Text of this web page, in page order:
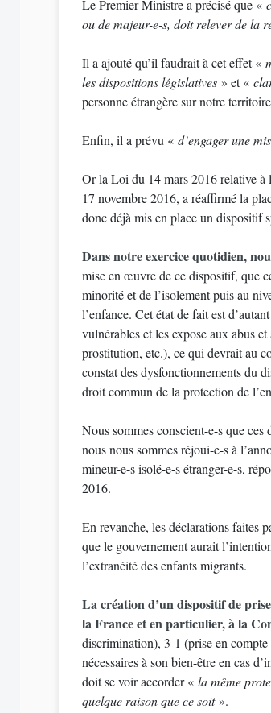
Le Premier Ministre a précisé que «
ou de majeur-e-s, doit relever de la
Il a ajouté qu’il faudrait à cet effet «
les dispositions législatives » et «
personne étrangère sur notre
Enfin, il a prévu «d’engager une
Or la Loi du 14 mars 2016 relative à
17 novembre 2016, a réaffirmé la
donc déjà mis en place un dispositif
Dans notre exercice quotidien,
mise en œuvre de ce dispositif, que
minorité et de l’isolement puis au
l’enfance. Cet état de fait est
vulnérables et les expose aux abus
prostitution, etc.), ce qui devrait au
constat des dysfonctionnements du
droit commun de la protection de
Nous sommes conscient-e-s que
nous nous sommes réjoui-e-s à
mineur-e-s isolé-e-s étranger-e-s,
2016.
En revanche, les déclarations faites
que le gouvernement aurait
l’extranéité des enfants migrants.
La création d’un dispositif de
la France et en particulier, à la
discrimination), 3-1 (prise en
nécessaires à son bien-être en cas
doit se voir accorder «la même
quelque raison que ce soit».